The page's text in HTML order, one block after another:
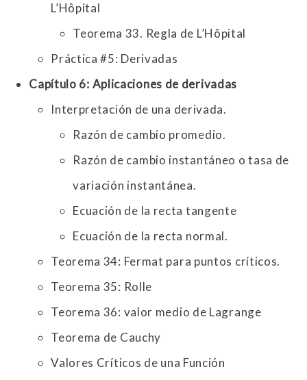
L’Hôpital
Teorema 33. Regla de L’Hôpital
Práctica #5: Derivadas
Capítulo 6: Aplicaciones de derivadas
Interpretación de una derivada.
Razón de cambio promedio.
Razón de cambio instantáneo o tasa de
variación instantánea.
Ecuación de la recta tangente
Ecuación de la recta normal.
Teorema 34: Fermat para puntos críticos.
Teorema 35: Rolle
Teorema 36: valor medio de Lagrange
Teorema de Cauchy
Valores Críticos de una Función